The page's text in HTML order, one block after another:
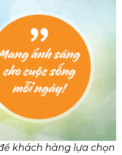
khách hàng lựa chọn